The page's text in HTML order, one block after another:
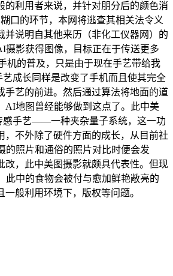
利用者来说，并针对朋分后的颜色消
口的环节，本网将逃查其相关法令义
说明自其他来历（非化工仪器网）的
摄影获得图像，目标正在于传送更多
机的普及，只是由于现在手艺带给我
成长同样是改变了手机而且使其完全
手艺的前进。然后通过算法将地面的道
AI地图曾经能够做到这点了。此中美
感手艺——一种夹杂量子系统，这一功
不外除了硬件方面的成长，从目前社
的照片和通俗的照片对比时便会发
改，此中美图摄影就颇具代表性。但现
此中的食物会被付与愈加鲜艳敞亮的
般利用环境下，版权等问题。